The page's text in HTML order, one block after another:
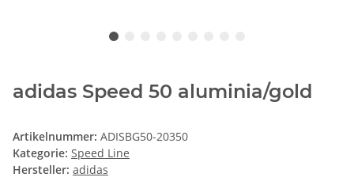
adidas Speed 50 aluminia/gold
Artikelnummer: ADISBG50-20350
Kategorie: Speed Line
Hersteller: adidas